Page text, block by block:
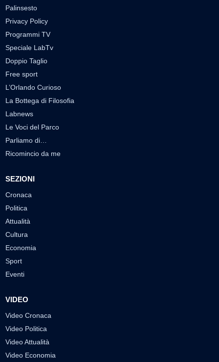
Palinsesto
Privacy Policy
Programmi TV
Speciale LabTv
Doppio Taglio
Free sport
L’Orlando Curioso
La Bottega di Filosofia
Labnews
Le Voci del Parco
Parliamo di…
Ricomincio da me
SEZIONI
Cronaca
Politica
Attualità
Cultura
Economia
Sport
Eventi
VIDEO
Video Cronaca
Video Politica
Video Attualità
Video Economia